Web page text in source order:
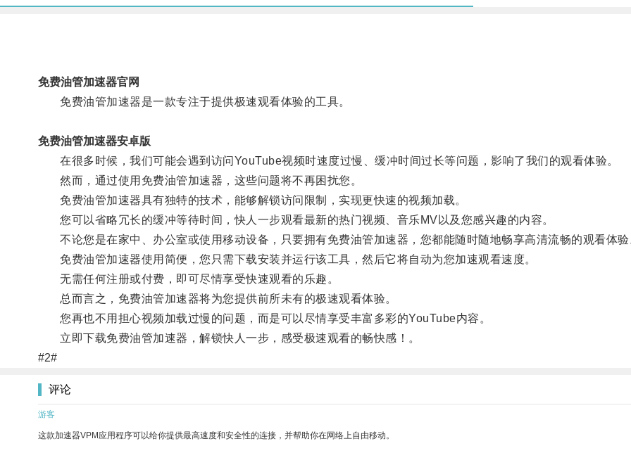
免费油管加速器官网
免费油管加速器是一款专注于提供极速观看体验的工具。
免费油管加速器安卓版
在很多时候，我们可能会遇到访问YouTube视频时速度过慢、缓冲时间过长等问题，影响了我们的观看体验。
然而，通过使用免费油管加速器，这些问题将不再困扰您。
免费油管加速器具有独特的技术，能够解锁访问限制，实现更快速的视频加载。
您可以省略冗长的缓冲等待时间，快人一步观看最新的热门视频、音乐MV以及您感兴趣的内容。
不论您是在家中、办公室或使用移动设备，只要拥有免费油管加速器，您都能随时随地畅享高清流畅的观看体验
免费油管加速器使用简便，您只需下载安装并运行该工具，然后它将自动为您加速观看速度。
无需任何注册或付费，即可尽情享受快速观看的乐趣。
总而言之，免费油管加速器将为您提供前所未有的极速观看体验。
您再也不用担心视频加载过慢的问题，而是可以尽情享受丰富多彩的YouTube内容。
立即下载免费油管加速器，解锁快人一步，感受极速观看的畅快感！。
#2#
评论
游客
这款加速器VPM应用程序可以给你提供最高速度和安全性的连接，并帮助你在网络上自由移动。